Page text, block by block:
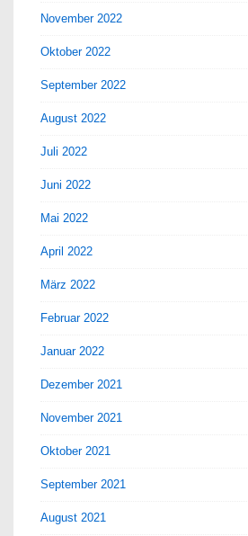
November 2022
Oktober 2022
September 2022
August 2022
Juli 2022
Juni 2022
Mai 2022
April 2022
März 2022
Februar 2022
Januar 2022
Dezember 2021
November 2021
Oktober 2021
September 2021
August 2021